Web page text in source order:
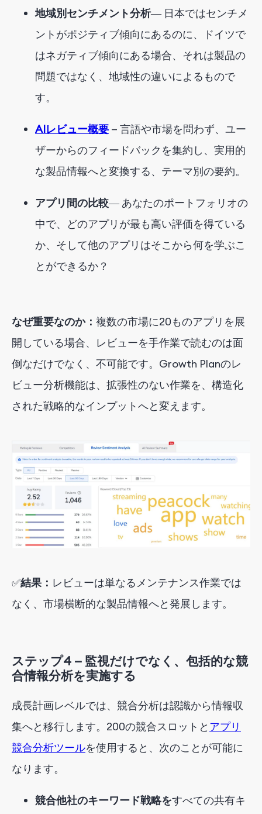
地域別センチメント分析― 日本ではセンチメ
ントがポジティブ傾向にあるのに、ドイツで
はネガティブ傾向にある場合、それは製品の
問題ではなく、地域性の違いによるもので
す。
AIレビュー概要 — 言語や市場を問わず、ユー
ザーからのフィードバックを集約し、実用的
な製品情報へと変換する、テーマ別の要約。
アプリ間の比較― あなたのポートフォリオの
中で、どのアプリが最も高い評価を得ている
か、そして他のアプリはそこから何を学ぶこ
とができるか？
なぜ重要なのか： 複数の市場に20ものアプリを展
開している場合、レビューを手作業で読むのは面
倒なだけでなく、不可能です。Growth Planのレ
ビュー分析機能は、拡張性のない作業を、構造化
された戦略的なインプットへと変えます。
✅結果： レビューは単なるメンテナンス作業では
なく、市場横断的な製品情報へと発展します。
ステップ4 — 監視だけでなく、包括的な競
合情報分析を実施する
成長計画レベルでは、競合分析は認識から情報収
集へと移行します。200の競合スロットと アプリ
競合分析ツールを使用すると 、次のことが可能に
なります。
競合他社のキーワード戦略をすべての共有キ